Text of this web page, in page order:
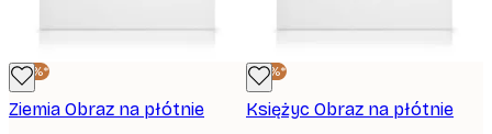
-25%*
Ziemia Obraz na płótnie
-25%*
Księżyc Obraz na płótnie